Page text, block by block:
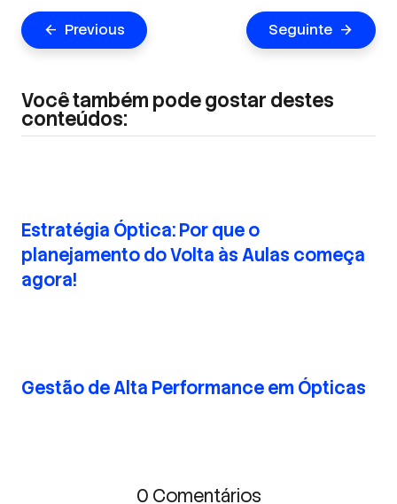
Navegação
de
arrow_back Previous Seguinte arrow_forward
Você também pode gostar destes
conteúdos:
Estratégia Óptica: Por que o
planejamento do Volta às Aulas começa
agora!
Gestão de Alta Performance em Ópticas
0 Comentários